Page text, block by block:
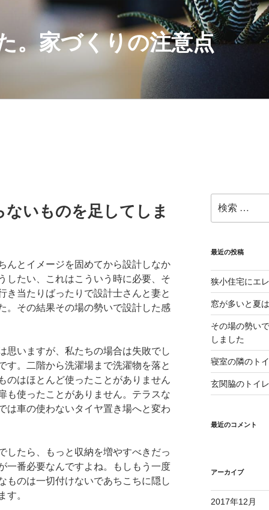
。家づくりの注意点
いものを足してしま
んとイメージを固めてから設計しなか
したい、これはこういう時に必要、そ
き当たりばったりで設計士さんと妻と
。その結果その場の勢いで設計した感
思いますが、私たちの場合は失敗でし
す。二階から洗濯場まで洗濯物を落と
のはほとんど使ったことがありません
も使ったことがありません。テラスな
は車の使わないタイヤ置き場へと変わ
したら、もっと収納を増やすべきだっ
一番必要なんですよね。もしもう一度
ものは一切付けないであちこちに隠し
す。
索:
最近の投稿
狭小住宅にエ
窓が多いと夏
その場の勢い
しました
寝室の隣のト
玄関脇のトイ
最近のコメント
アーカイブ
2017年12月